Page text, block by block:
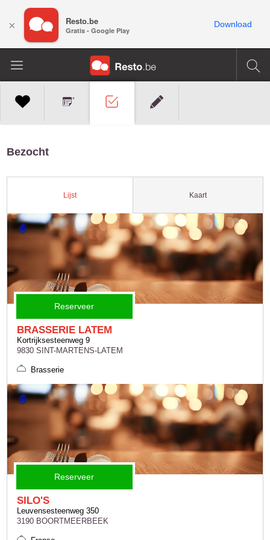
Bezocht
Lijst Kaart
Reserveer
BRASSERIE LATEM
Kortrijksesteenweg 9
9830 SINT-MARTENS-LATEM
Brasserie
Reserveer
SILO'S
Leuvensesteenweg 350
3190 BOORTMEERBEEK
× Resto.be
Gratis - Google Play
Download